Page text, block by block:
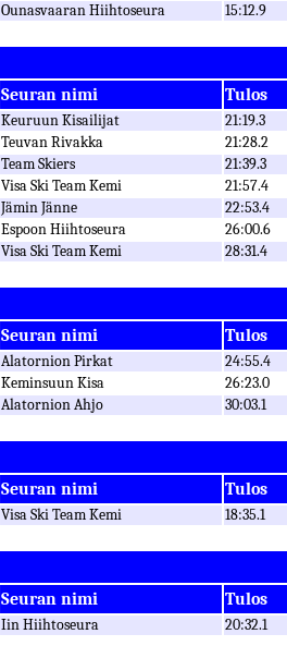
Ounasvaaran Hiihtoseura 15:12.9
Seuran nimi Tulos
Keuruun Kisailijat
21:19.3
Teuvan Rivakka 21:28.2
Team Skiers 21:39.3
Visa Ski Team Kemi 21:57.4
Jämin Jänne 22:53.4
Espoon Hiihtoseura 26:00.6
Visa Ski Team Kemi 28:31.4
Seuran nimi Tulos
Alatornion Pirkat
24:55.4
Keminsuun Kisa 26:23.0
Alatornion Ahjo 30:03.1
Seuran nimi Tulos
Visa Ski Team Kemi 18:35.1
Seuran nimi Tulos
Iin Hiihtoseura 20:32.1